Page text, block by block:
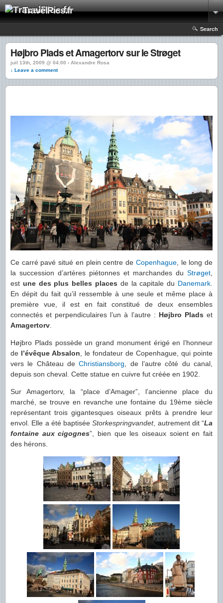
TravelPics.fr
Search
Højbro Plads et Amagertorv sur le Strøget
juil 13th, 2009 @ 04:00 › Alexandre Rosa
↓ Leave a comment
Ce carré pavé situé en plein centre de Copenhague, le long de
la succession d’artères piétonnes et marchandes du Strøget
est une des plus belles places de la capitale du Danemark
En dépit du fait qu’il ressemble à une seule et même place à
première vue, il est en fait constitué de deux ensembles
connectés et perpendiculaires l’un à l’autre : Højbro Plads et
Amagertorv
Højbro Plads possède un grand monument érigé en l’honneur
de l’évêque Absalon , le fondateur de Copenhague, qui pointe
vers le Château deChristiansborg , de l’autre côté du canal,
depuis son cheval. Cette statue en cuivre fut créée en 1902.
Sur Amagertorv, la “place d’Amager”, l’ancienne place du
marché, se trouve en revanche une fontaine du 19ème siècle
représentant trois gigantesques oiseaux prêts à prendre leur
envol. Elle a été baptiséeStorkespringvandet, autrement dit “La
fontaine aux cigognes”, bien que les oiseaux soient en fait
des hérons.